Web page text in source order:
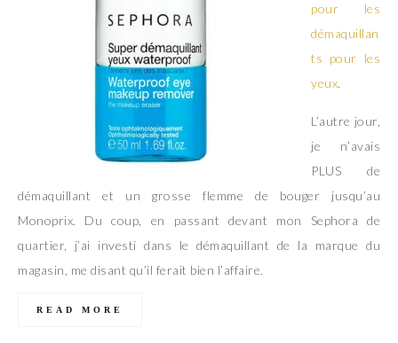
pour les
démaquillan
ts pour les
yeux.
L’autre jour,
je n’avais
PLUS de
démaquillant et un grosse flemme de bouger jusqu’au
Monoprix. Du coup, en passant devant mon Sephora de
quartier, j’ai investi dans le démaquillant de la marque du
magasin, me disant qu’il ferait bien l’affaire.
READ MORE